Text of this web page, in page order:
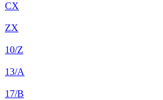
CX
ZX
10/Z
13/A
17/B